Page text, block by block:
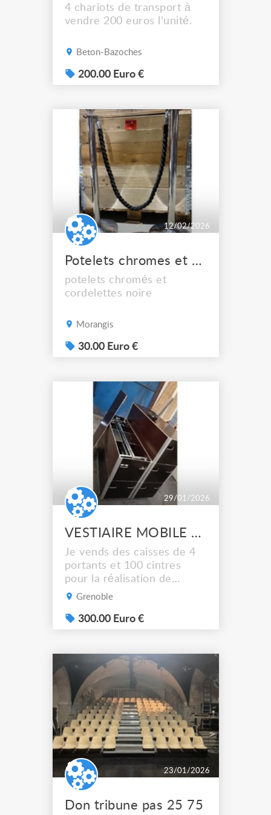
4 chariots de transport à
vendre 200 euros l'unité.
Beton-Bazoches
200.00 Euro €
12/02/2026
Potelets chromes et cordelettes
potelets chromés et
cordelettes noire
Morangis
30.00 Euro €
29/01/2026
VESTIAIRE MOBILE 12 caisses 4 portants 25 cintres
Je vends des caisses de 4
portants et 100 cintres
pour la réalisation de
vestiaires lors
encore à vendre au prix de
300€/U Les caisses sont
1.60m de long x 50cm de
large x 50cm de hauteur. Je
peux les vendre au détail,
mais 1 couvercle offert
pour l...
Grenoble
300.00 Euro €
23/01/2026
Don tribune pas 25 75